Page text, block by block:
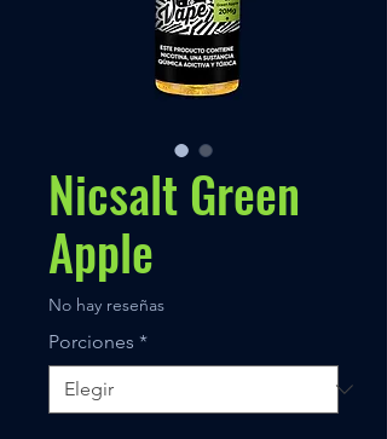
Nicsalt Green
Apple
No hay reseñas
Porciones *